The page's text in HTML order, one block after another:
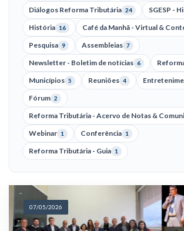
Diálogos Reforma Tributária 24 SGESP -
História 16 Café da Manhã - Virtual &
Pesquisa 9 Assembleias 7
Newsletter - Boletim de notícias 6
Municípios 5 Reuniões 4
Fórum 2
Reforma Tributária - Acervo de Notas &
Webinar 1 Conferência 1
Reforma Tributária - Guia 1
07/05/2026